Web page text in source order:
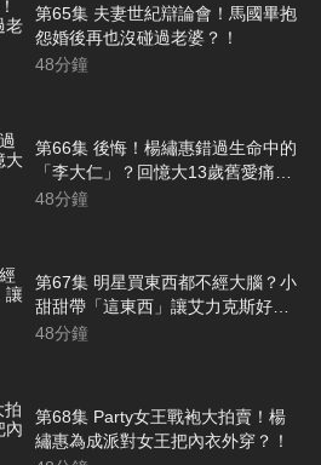
第65集 夫妻世紀辯論會！馬國畢抱
怨婚後再也沒碰過老婆？！
48分鐘
第66集 後悔！楊繡惠錯過生命中的
「李大仁」？回憶大13歲舊愛痛哭
流涕？！
48分鐘
第67集 明星買東西都不經大腦？小
甜甜帶「這東西」讓艾力克斯好心
動？！
48分鐘
第68集 Party女王戰袍大拍賣！楊
繡惠為成派對女王把內衣外穿？！